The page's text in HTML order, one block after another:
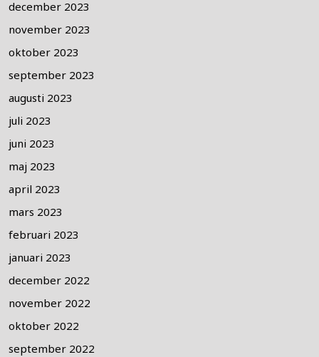
december 2023
november 2023
oktober 2023
september 2023
augusti 2023
juli 2023
juni 2023
maj 2023
april 2023
mars 2023
februari 2023
januari 2023
december 2022
november 2022
oktober 2022
september 2022